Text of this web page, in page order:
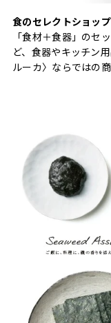
食のセレクトショッ
「食材＋食器」のセ
ど、食器やキッチン
ルーカ〉ならではの